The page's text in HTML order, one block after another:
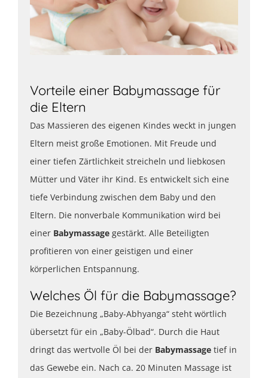
Vorteile einer Babymassage für
die Eltern
Das Massieren des eigenen Kindes weckt in jungen
Eltern meist große Emotionen. Mit Freude und
einer tiefen Zärtlichkeit streicheln und liebkosen
Mütter und Väter ihr Kind. Es entwickelt sich eine
tiefe Verbindung zwischen dem Baby und den
Eltern. Die nonverbale Kommunikation wird bei
einer Babymassage gestärkt. Alle Beteiligten
profitieren von einer geistigen und einer
körperlichen Entspannung.
Welches Öl für die Babymassage?
Die Bezeichnung „Baby-Abhyanga“ steht wörtlich
übersetzt für ein „Baby-Ölbad“. Durch die Haut
dringt das wertvolle Öl bei der Babymassage tief in
das Gewebe ein. Nach ca. 20 Minuten Massage ist